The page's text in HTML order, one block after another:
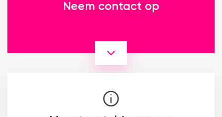
Neem contact op